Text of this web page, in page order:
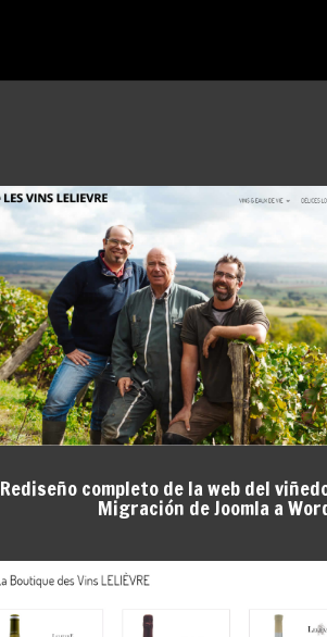
Rediseño completo de la web del viñedo
Migración de Joomla a